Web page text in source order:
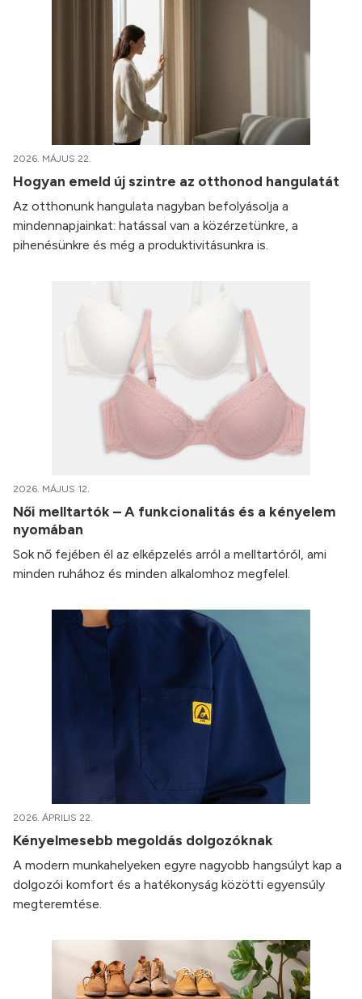
2026. MÁJUS 22.
Hogyan emeld új szintre az otthonod hangulatát
Az otthonunk hangulata nagyban befolyásolja a
mindennapjainkat: hatással van a közérzetünkre, a
pihenésünkre és még a produktivitásunkra is.
2026. MÁJUS 12.
Női melltartók – A funkcionalitás és a kényelem
nyomában
Sok nő fejében él az elképzelés arról a melltartóról, ami
minden ruhához és minden alkalomhoz megfelel.
2026. ÁPRILIS 22.
Kényelmesebb megoldás dolgozóknak
A modern munkahelyeken egyre nagyobb hangsúlyt kap a
dolgozói komfort és a hatékonyság közötti egyensúly
megteremtése.